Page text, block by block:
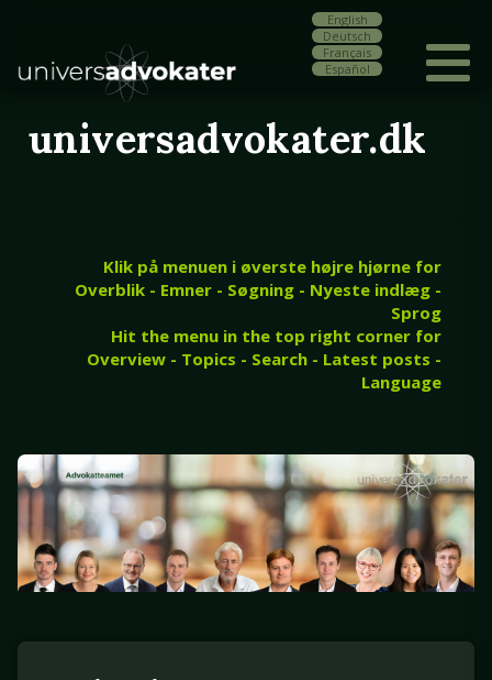
English
Deutsch
Français
Español
universadvokater.dk
Klik på menuen i øverste højre hjørne for
Overblik - Emner - Søgning - Nyeste indlæg -
Sprog
Hit the menu in the top right corner for
Overview - Topics - Search - Latest posts -
Language